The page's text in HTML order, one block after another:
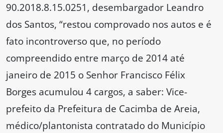
90.2018.8.15.0251, desembargador Leandro
dos Santos, “restou comprovado nos autos e é
fato incontroverso que, no período
compreendido entre março de 2014 até
janeiro de 2015 o Senhor Francisco Félix
Borges acumulou 4 cargos, a saber: Vice-
prefeito da Prefeitura de Cacimba de Areia,
médico/plantonista contratado do Município